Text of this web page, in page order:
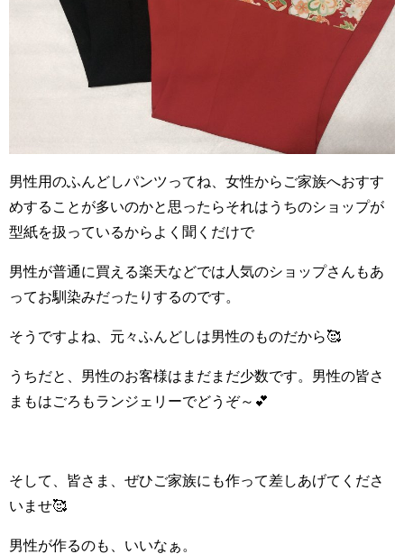
男性用のふんどしパンツってね、女性からご家族へおすす
めすることが多いのかと思ったらそれはうちのショップが
型紙を扱っているからよく聞くだけで
男性が普通に買える楽天などでは人気のショップさんもあ
ってお馴染みだったりするのです。
そうですよね、元々ふんどしは男性のものだから🥰
うちだと、男性のお客様はまだまだ少数です。男性の皆さ
まもはごろもランジェリーでどうぞ～💕
そして、皆さま、ぜひご家族にも作って差しあげてくださ
いませ🥰
男性が作るのも、いいなぁ。